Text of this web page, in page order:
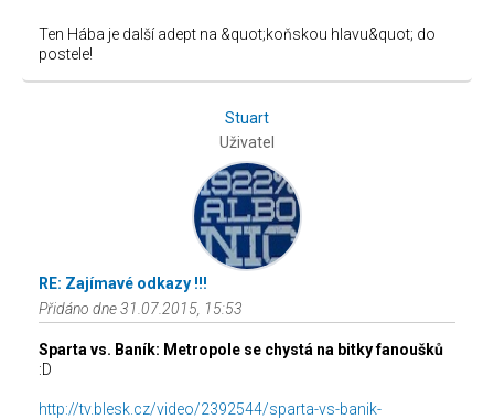
Ten Hába je další adept na &quot;koňskou hlavu&quot; do
postele!
Stuart
Uživatel
RE: Zajímavé odkazy !!!
Přidáno dne 31.07.2015, 15:53
Sparta vs. Baník: Metropole se chystá na bitky fanoušků
:D
http://tv.blesk.cz/video/2392544/sparta-vs-banik-